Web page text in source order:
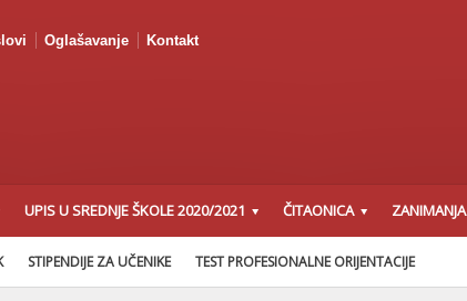
Oglašavanje Kontakt
UPIS U SREDNJE ŠKOLE 2020/2021 ČITAONICA ZANIMANJA
STIPENDIJE ZA UČENIKE TEST PROFESIONALNE ORIJENTACIJE